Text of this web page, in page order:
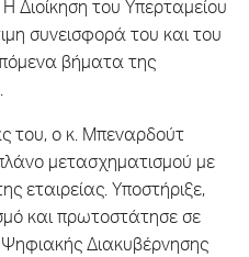
Διοίκηση του Υπερταμείου
συνεισφορά του και του
βήματα της
του, ο κ. Μπεναρδούτ
μετασχηματισμού με
εταιρείας. Υποστήριξε,
και πρωτοστάτησε σε
Διακυβέρνησης